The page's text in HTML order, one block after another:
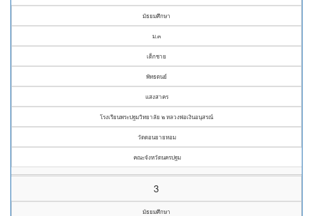
มัธยมศึกษา
ม.๓
เด็กชาย
พัทธดนย์
แสงสาคร
โรงเรียนพระปฐมวิทยาลัย ๒ หลวงพ่อเงินอนุสรณ์
วัดดอนยายหอม
คณะจังหวัดนครปฐม
3
มัธยมศึกษา